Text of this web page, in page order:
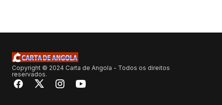
Copyright © 2024 Carta de Angola - Todos os direitos
reservados.